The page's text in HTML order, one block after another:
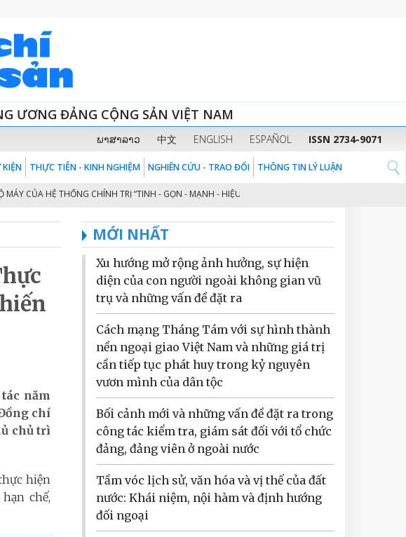
ƯƠNG ĐẢNG CỘNG SẢN VIỆT NAM
ພາສາລາວ 中文 ENGLISH ESPAÑOL ISSN 2734-9071
KIỆN THỰC TIỄN - KINH NGHIỆM NGHIÊN CỨU - TRAO ĐỔI THÔNG TIN LÝ LUẬN
HỆ THỐNG CHÍNH TRỊ “TINH - GỌN - MẠNH - HIỆU NĂNG - HIỆU LỰC - HIỆU QUẢ” THEO TINH
năm
chí
chủ trì
hiện
chế,
MỚI NHẤT
Xu hướng mở rộng ảnh hưởng, sự hiện
diện của con người ngoài không gian vũ
trụ và những vấn đề đặt ra
Cách mạng Tháng Tám với sự hình thành
nền ngoại giao Việt Nam và những giá trị
cần tiếp tục phát huy trong kỷ nguyên
vươn mình của dân tộc
Bối cảnh mới và những vấn đề đặt ra trong
công tác kiểm tra, giám sát đối với tổ chức
đảng, đảng viên ở ngoài nước
Tầm vóc lịch sử, văn hóa và vị thế của đất
nước: Khái niệm, nội hàm và định hướng
đối ngoại